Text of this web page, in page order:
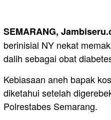
SEMARANG,
berinisial NY nekat
dalih sebagai obat
Kebiasaan aneh bapak
diketahui setelah
Polrestabes Semarang.